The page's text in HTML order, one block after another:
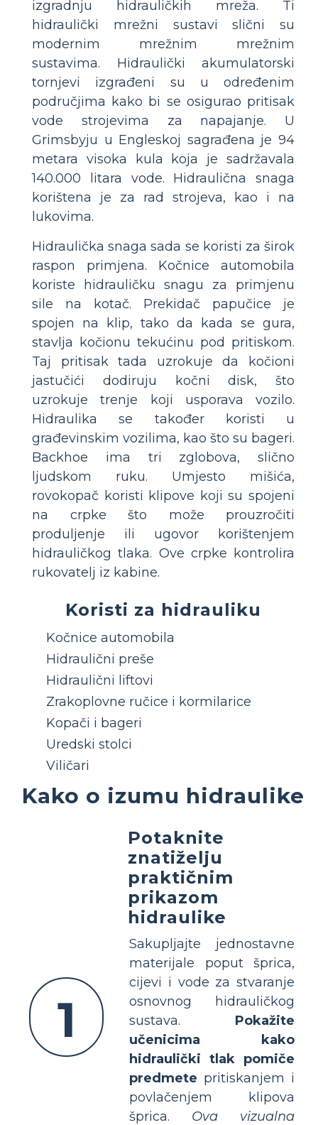
izgradnju hidrauličkih mreža. Ti
hidraulički mrežni sustavi slični su
modernim mrežnim mrežnim
sustavima. Hidraulički akumulatorski
tornjevi izgrađeni su u određenim
područjima kako bi se osigurao pritisak
vode strojevima za napajanje. U
Grimsbyju u Engleskoj sagrađena je 94
metara visoka kula koja je sadržavala
140.000 litara vode. Hidraulična snaga
korištena je za rad strojeva, kao i na
lukovima.
Hidraulička snaga sada se koristi za širok
raspon primjena. Kočnice automobila
koriste hidrauličku snagu za primjenu
sile na kotač. Prekidač papučice je
spojen na klip, tako da kada se gura,
stavlja kočionu tekućinu pod pritiskom.
Taj pritisak tada uzrokuje da kočioni
jastučići dodiruju kočni disk, što
uzrokuje trenje koji usporava vozilo.
Hidraulika se također koristi u
građevinskim vozilima, kao što su bageri.
Backhoe ima tri zglobova, slično
ljudskom ruku. Umjesto mišića,
rovokopač koristi klipove koji su spojeni
na crpke što može prouzročiti
produljenje ili ugovor korištenjem
hidrauličkog tlaka. Ove crpke kontrolira
rukovatelj iz kabine.
Koristi za hidrauliku
Kočnice automobila
Hidraulični preše
Hidraulični liftovi
Zrakoplovne ručice i kormilarice
Kopači i bageri
Uredski stolci
Viličari
Kako o izumu hidraulike
1
Potaknite
znatiželju
praktičnim
prikazom
hidraulike
Sakupljajte jednostavne
materijale poput šprica,
cijevi i vode za stvaranje
osnovnog hidrauličkog
sustava. Pokažite
učenicima kako
hidraulički tlak pomiče
predmete pritiskanjem i
povlačenjem klipova
šprica. Ova vizualna